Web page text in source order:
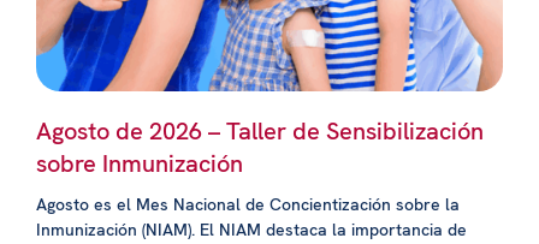
Agosto de 2026 – Taller de Sensibilización
sobre Inmunización
Agosto es el Mes Nacional de Concientización sobre la
Inmunización (NIAM). El NIAM destaca la importancia de